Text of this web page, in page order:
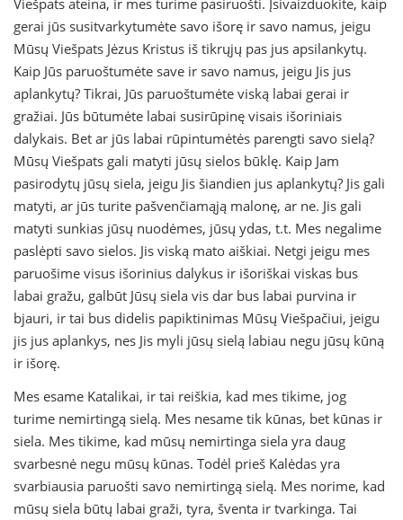
gerai jūs susitvarkytumėte savo išorę ir savo namus, jeigu
Mūsų Viešpats Jėzus Kristus iš tikrųjų pas jus apsilankytų.
Kaip Jūs paruoštumėte save ir savo namus, jeigu Jis jus
aplankytų? Tikrai, Jūs paruoštumėte viską labai gerai ir
gražiai. Jūs būtumėte labai susirūpinę visais išoriniais
dalykais. Bet ar jūs labai rūpintumėtės parengti savo sielą?
Mūsų Viešpats gali matyti jūsų sielos būklę. Kaip Jam
pasirodytų jūsų siela, jeigu Jis šiandien jus aplankytų? Jis gali
matyti, ar jūs turite pašvenčiamąją malonę, ar ne. Jis gali
matyti sunkias jūsų nuodėmes, jūsų ydas, t.t. Mes negalime
paslėpti savo sielos. Jis viską mato aiškiai. Netgi jeigu mes
paruošime visus išorinius dalykus ir išoriškai viskas bus
labai gražu, galbūt Jūsų siela vis dar bus labai purvina ir
bjauri, ir tai bus didelis papiktinimas Mūsų Viešpačiui, jeigu
jis jus aplankys, nes Jis myli jūsų sielą labiau negu jūsų kūną
ir išorę.
Mes esame Katalikai, ir tai reiškia, kad mes tikime, jog
turime nemirtingą sielą. Mes nesame tik kūnas, bet kūnas ir
siela. Mes tikime, kad mūsų nemirtinga siela yra daug
svarbesnė negu mūsų kūnas. Todėl prieš Kalėdas yra
svarbiausia paruošti savo nemirtingą sielą. Mes norime, kad
mūsų siela būtų labai graži, tyra, šventa ir tvarkinga. Tai